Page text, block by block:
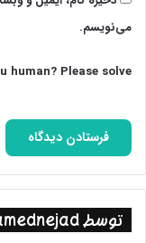
می‌نویسم.
human? Please solve:
توسط drmotamednejad